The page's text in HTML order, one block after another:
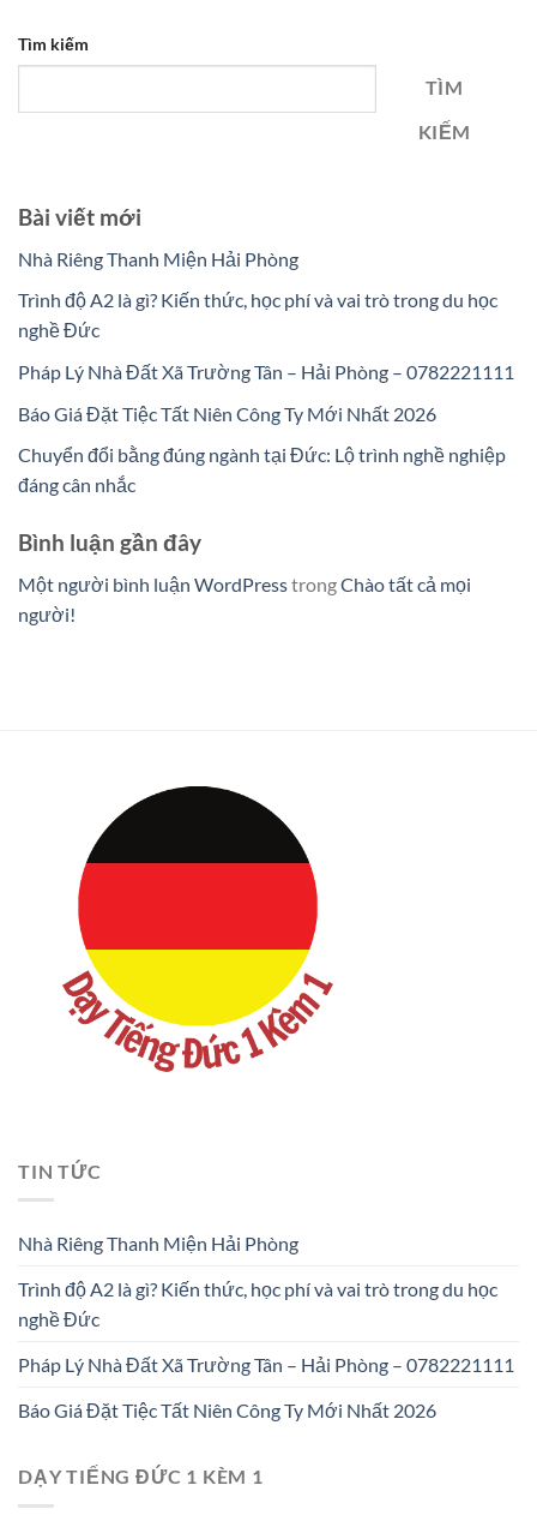
Tìm kiếm
TÌM
KIẾM
Bài viết mới
Nhà Riêng Thanh Miện Hải Phòng
Trình độ A2 là gì? Kiến thức, học phí và vai trò trong du học
nghề Đức
Pháp Lý Nhà Đất Xã Trường Tân – Hải Phòng – 0782221111
Báo Giá Đặt Tiệc Tất Niên Công Ty Mới Nhất 2026
Chuyển đổi bằng đúng ngành tại Đức: Lộ trình nghề nghiệp
đáng cân nhắc
Bình luận gần đây
Một người bình luận WordPresstrongChào tất cả mọi
người!
TIN TỨC
Nhà Riêng Thanh Miện Hải Phòng
Trình độ A2 là gì? Kiến thức, học phí và vai trò trong du học
nghề Đức
Pháp Lý Nhà Đất Xã Trường Tân – Hải Phòng – 0782221111
Báo Giá Đặt Tiệc Tất Niên Công Ty Mới Nhất 2026
DẠY TIẾNG ĐỨC 1 KÈM 1